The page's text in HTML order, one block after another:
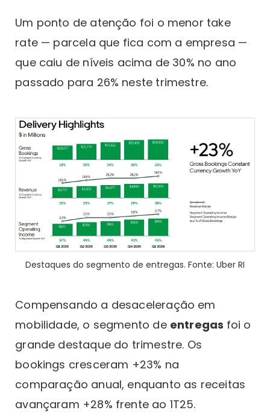
Um ponto de atenção foi o menor take
rate — parcela que fica com a empresa —
que caiu de níveis acima de 30% no ano
passado para 26% neste trimestre.
Destaques do segmento de entregas. Fonte: Uber RI
Compensando a desaceleração em
mobilidade, o segmento de entregas foi o
grande destaque do trimestre. Os
bookings cresceram +23% na
comparação anual, enquanto as receitas
avançaram +28% frente ao 1T25.